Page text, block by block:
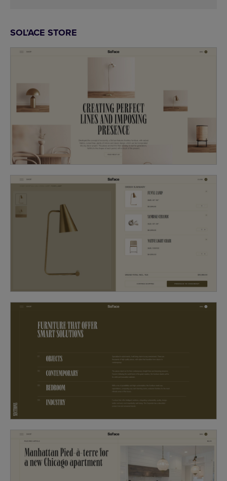
SOL’ACE STORE